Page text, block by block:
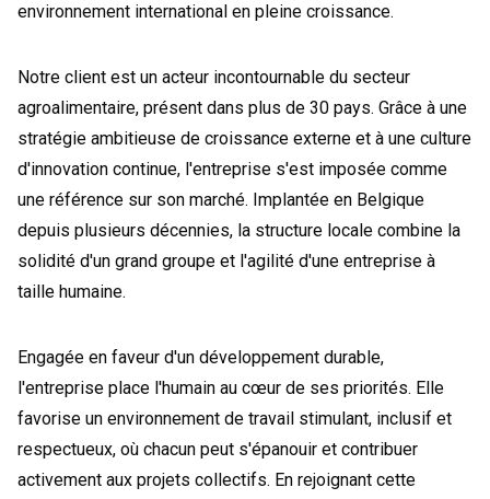
environnement international en pleine croissance.
Notre client est un acteur incontournable du secteur
agroalimentaire, présent dans plus de 30 pays. Grâce à une
stratégie ambitieuse de croissance externe et à une culture
d'innovation continue, l'entreprise s'est imposée comme
une référence sur son marché. Implantée en Belgique
depuis plusieurs décennies, la structure locale combine la
solidité d'un grand groupe et l'agilité d'une entreprise à
taille humaine.
Engagée en faveur d'un développement durable,
l'entreprise place l'humain au cœur de ses priorités. Elle
favorise un environnement de travail stimulant, inclusif et
respectueux, où chacun peut s'épanouir et contribuer
activement aux projets collectifs. En rejoignant cette